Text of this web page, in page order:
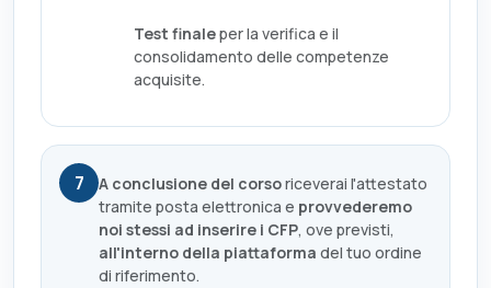
Test finaleper la verifica e il
consolidamento delle competenze
acquisite.
7 A conclusione del corsoriceverai l'attestato
tramite posta elettronica e provvederemo
noi stessi ad inserire i CFP, ove previsti,
all'interno della piattaforma del tuo ordine
di riferimento.